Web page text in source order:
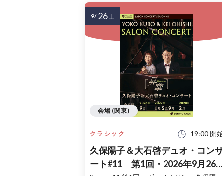
クラシック 19:00 開
久保陽子＆大石啓デュオ・コン
ート#11 第1回・2026年9月26
会場 (関東)
9/ 26土